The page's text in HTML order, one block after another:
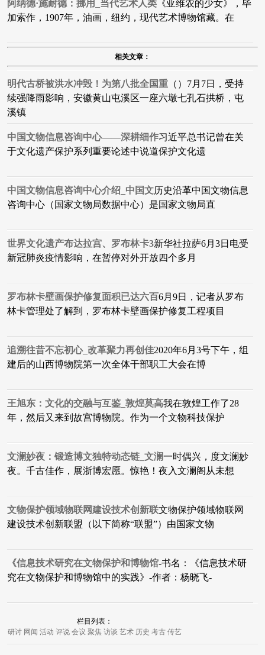
阿纳德·施耐德：挪用_当代艺术人类 ​《亚维农的少女》，毕
加索作，1907年，油画，纽约，现代艺术博物馆藏。在
相关文章：
明代古桥被洪水冲毁！为第八批全国重 （）7月7日，受持
续强降雨影响，安徽黄山屯溪区一座六墩七孔石拱桥，屯
溪镇
中国文物信息咨询中心——深耕细作习近平总书记曾在关
于文化遗产保护系列重要论述中说道保护文化遗
中国文物信息咨询中心介绍_中国文历史沿革中国文物信息
咨询中心（国家文物局数据中心）是国家文物局直
世界文化遗产布达拉宫、罗布林卡3​新华社拉萨6月3日电受
新冠肺炎疫情影响，在暂停对外开放四个多月
罗布林卡壁画保护修复面积已达六百6月9日，记者从罗布
林卡管理处了解到，罗布林卡壁画保护修复工程项目
追溯往昔不忘初心_改革聚力再创佳2020年6月3号下午，组
建后的山西博物院第一次全体干部职工大会在博
王旭东：文化的交融与互鉴_敦煌莫高我在敦煌工作了28
年，然后又来到故宫博物院。作为一个文物科技保护
文澜妙夜：锻造博文独特动态链_文澜一时偶兴，度文澜妙
夜。千古佳作，展浙博宏愿。惊艳！夜入文澜阁从未想
文物保护领域物联网建设技术创新联文物保护领域物联网
建设技术创新联盟（以下简称“联盟”）由国家文物
《信息技术研究在文物保护和博物馆-书名：《信息技术研
究在文物保护和博物馆中的实践》-作者：杨晓飞-
栏目列表：
研讨 网闻 活动 评说 会议 聚焦 访谈 艺术 历史 考古 传艺